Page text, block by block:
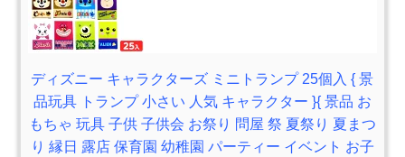
ディズニー キャラクターズ ミニトランプ 25個入 { 景
品玩具 トランプ 小さい 人気 キャラクター }{ 景品 お
もちゃ 玩具 子供 子供会 お祭り 問屋 祭 夏祭り 夏まつ
り 縁日 露店 保育園 幼稚園 パーティー イベント お子